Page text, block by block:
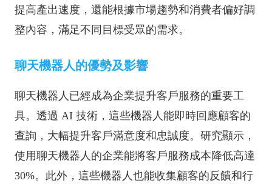
提高產出速度，還能根據市場趨勢和消費者偏好調
整內容，滿足不同目標受眾的需求。
聊天機器人的優勢及影響
聊天機器人已經成為企業提升客戶服務的重要工
具。透過 AI 技術，這些機器人能即時回應顧客的
查詢，大幅提升客戶滿意度和忠誠度。研究顯示，
使用聊天機器人的企業能將客戶服務成本降低高達
30%。此外，這些機器人也能收集顧客的反饋和行